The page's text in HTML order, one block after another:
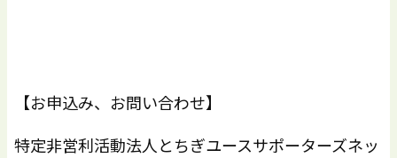
【お申込み、お問い合わせ】
特定非営利活動法人とちぎユースサポーターズネッ